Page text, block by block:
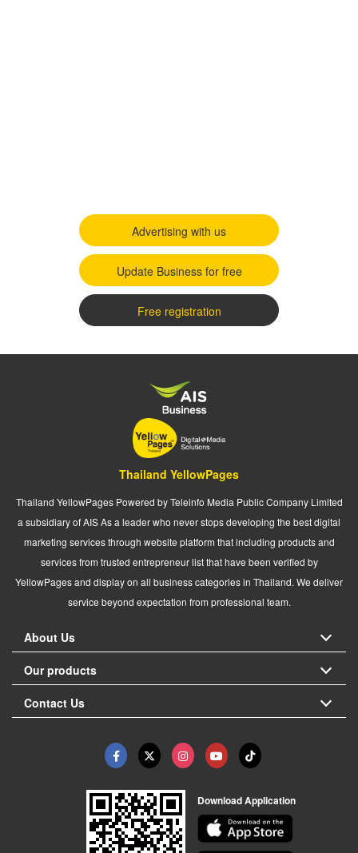
Advertising with us
Update Business for free
Free registration
Thailand YellowPages
Thailand YellowPages Powered by Teleinfo Media Public Company Limited
a subsidiary of AIS As a leader who never stops developing the best digital
marketing services through website platform that including products and
services from trusted entrepreneur list that have been verified by
YellowPages and display on all business categories in Thailand. We deliver
service beyond expectation from professional team.
About Us
Our products
Contact Us
Download Application